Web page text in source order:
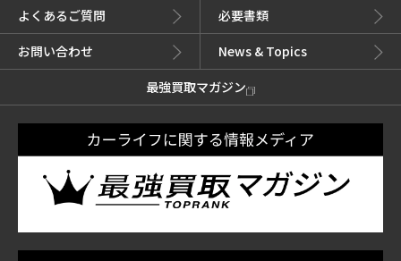
よくあるご質問
必要書類
お問い合わせ
News & Topics
最強買取マガジン